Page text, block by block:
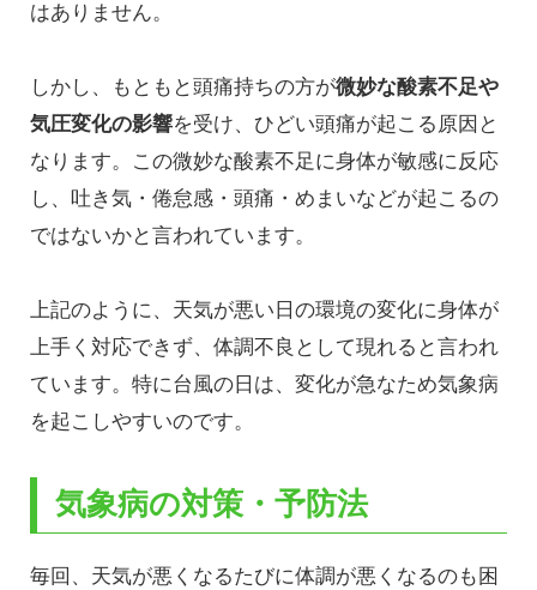
はありません。
しかし、もともと頭痛持ちの方が微妙な酸素不足や
気圧変化の影響を受け、ひどい頭痛が起こる原因と
なります。この微妙な酸素不足に身体が敏感に反応
し、吐き気・倦怠感・頭痛・めまいなどが起こるの
ではないかと言われています。
上記のように、天気が悪い日の環境の変化に身体が
上手く対応できず、体調不良として現れると言われ
ています。特に台風の日は、変化が急なため気象病
を起こしやすいのです。
気象病の対策・予防法
毎回、天気が悪くなるたびに体調が悪くなるのも困